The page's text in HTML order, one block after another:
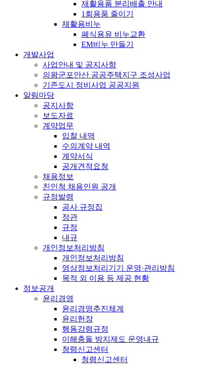
재활용품 분리배출 안내
1회용품 줄이기
재활용비누
폐식용유 비누교환
EM비누 만들기
개발사업
사업안내 및 공지사항
의왕군포안산 공공주택지구 조성사업
기존도시 정비사업 공공지원
알림마당
공지사항
보도자료
계약업무
입찰 내역
수의계약 내역
계약서식
공개견적요청
채용정보
친인척 채용인원 공개
규정발령
공사 규정집
정관
규정
내규
개인정보처리방침
개인정보처리방침
영상정보처리기기 운영·관리방침
목적 외 이용 등 제공 현황
정보공개
윤리경영
윤리경영추진체계
윤리헌장
행동강령규정
이해충돌 방지제도 운영내규
청렴신고센터
청렴신고센터